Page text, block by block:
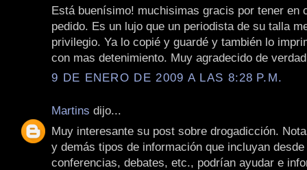
Está buenísimo! muchisimas gracis por tener en
pedido. Es un lujo que un periodista de su talla
privilegio. Ya lo copié y guardé y también lo
con mas detenimiento. Muy agradecido de
9 DE ENERO DE 2009 A LAS 8:28 P.M.
Martins dijo...
Muy interesante su post sobre drogadicción.
y demás tipos de información que incluyan
conferencias, debates, etc., podrían ayudar e